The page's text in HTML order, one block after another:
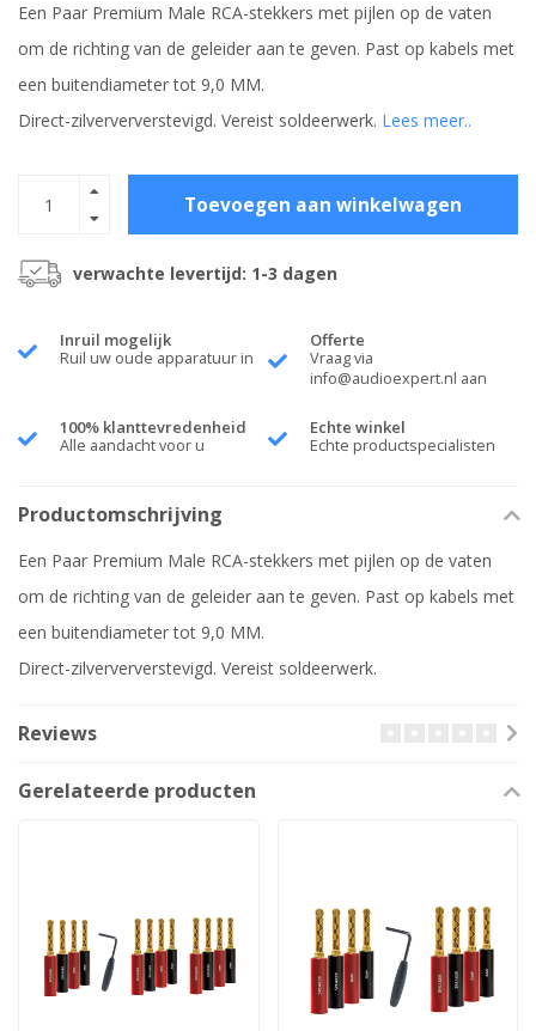
Een Paar Premium Male RCA-stekkers met pijlen op de vaten
om de richting van de geleider aan te geven. Past op kabels met
een buitendiameter tot 9,0 MM.
Direct-zilverververstevigd. Vereist soldeerwerk. Lees meer..
Toevoegen aan winkelwagen
verwachte levertijd: 1-3 dagen
Inruil mogelijk
Ruil uw oude apparatuur in
Offerte
Vraag via
info@audioexpert.nl aan
100% klanttevredenheid
Alle aandacht voor u
Echte winkel
Echte productspecialisten
Productomschrijving
Een Paar Premium Male RCA-stekkers met pijlen op de vaten
om de richting van de geleider aan te geven. Past op kabels met
een buitendiameter tot 9,0 MM.
Direct-zilverververstevigd. Vereist soldeerwerk.
Reviews
Gerelateerde producten